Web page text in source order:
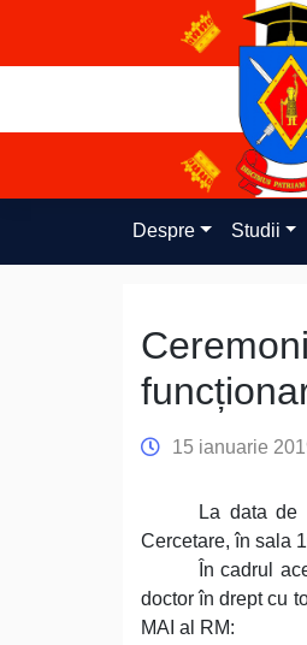
content
Despre Studii
15 ianuarie
La data de
Cercetare, în sala
În cadrul
doctor în drept cu
MAI al RM: